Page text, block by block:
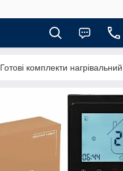
Готові комплекти